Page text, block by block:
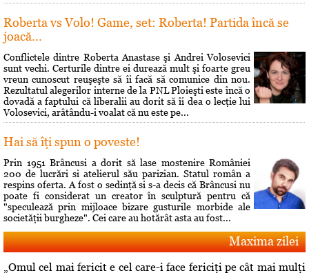
Roberta vs Volo! Game, set: Roberta! Partida încă se
joacă...
Conflictele dintre Roberta Anastase şi Andrei Volosevici
sunt vechi. Certurile dintre ei durează mult şi foarte greu
vreun cunoscut reuşeşte să îi facă să comunice din nou.
Rezultatul alegerilor interne de la PNL Ploieşti este încă o
dovadă a faptului că liberalii au dorit să îi dea o lecţie lui
Volosevici, arâtându-i voalat că nu este pe...
Hai să îţi spun o poveste!
Prin 1951 Brâncusi a dorit să lase mostenire României
200 de lucrări si atelierul său parizian. Statul român a
respins oferta. A fost o sedinţă si s-a decis că Brâncusi nu
poate fi considerat un creator în sculptură pentru că
"speculează prin mijloace bizare gusturile morbide ale
societăţii burgheze". Cei care au hotărât asta au fost...
Maxima zilei
„Omul cel mai fericit e cel care-i face fericiţi pe cât mai mulţi